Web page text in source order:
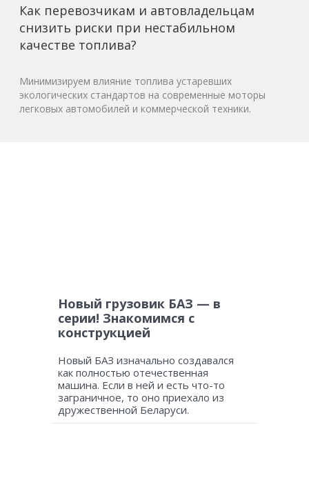
Как перевозчикам и автовладельцам
снизить риски при нестабильном
качестве топлива?
Минимизируем влияние топлива устаревших
экологических стандартов на современные моторы
легковых автомобилей и коммерческой техники.
Новый грузовик БАЗ — в
серии! Знакомимся с
конструкцией
Новый БАЗ изначально создавался
как полностью отечественная
машина. Если в ней и есть что-то
заграничное, то оно приехало из
дружественной Беларуси.